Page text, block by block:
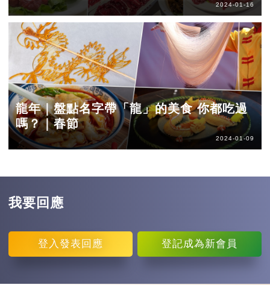
2024-01-16
龍年｜盤點名字帶「龍」的美食 你都吃過
嗎？｜春節
2024-01-09
我要回應
登入 發表回應 登記成為新會員